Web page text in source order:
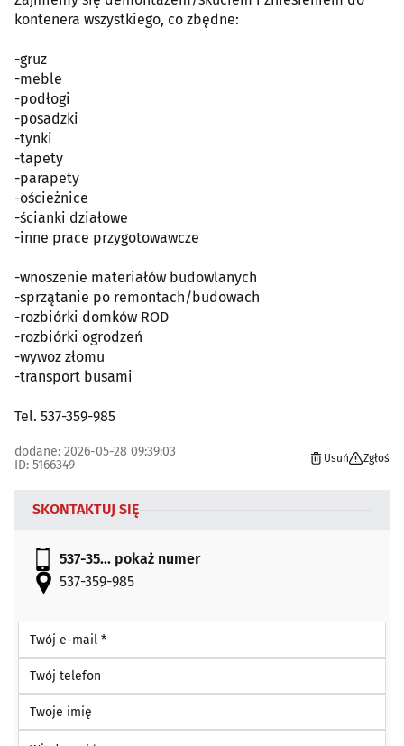
kontenera wszystkiego, co zbędne:
-gruz
-meble
-podłogi
-posadzki
-tynki
-tapety
-parapety
-ościeżnice
-ścianki działowe
-inne prace przygotowawcze
-wnoszenie materiałów budowlanych
-sprzątanie po remontach/budowach
-rozbiórki domków ROD
-rozbiórki ogrodzeń
-wywoz złomu
-transport busami
Tel. 537-359-985
dodane: 2026-05-28 09:39:03
ID: 5166349
Usuń Zgłoś
SKONTAKTUJ SIĘ
537-35... pokaż numer
537-359-985
Twój e-mail *
Twój telefon
Twoje imię